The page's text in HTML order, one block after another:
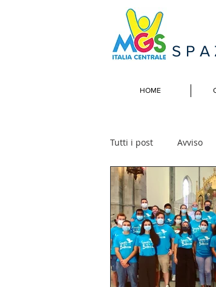
HOME
Tutti i post Avviso
Campi Estivi